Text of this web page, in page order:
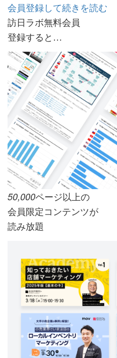
会員登録して続きを読む
訪日ラボ無料会員
登録すると…
50,000ページ以上の
会員限定コンテンツが
読み放題